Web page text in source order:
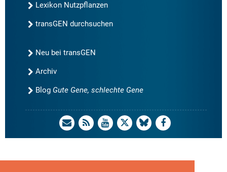
Lexikon Nutzpflanzen
transGEN durchsuchen
Neu bei transGEN
Archiv
Blog Gute Gene, schlechte Gene